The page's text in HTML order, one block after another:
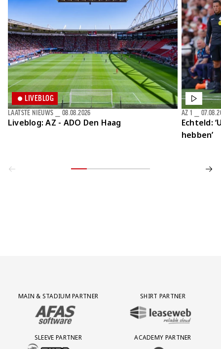
Liveblog: AZ - ADO Den Haag
LAATSTE NIEUWS 08.08.2026
LIVEBLOG
Echteld:
hebben’
AZ 1
Partner Logos Grid
MAIN & STADIUM PARTNER
BEZOEK ONZE MAIN & STADIUM PARTNER AFAS SOFTWARE
SHIRT PARTNER
BEZOEK ONZE SHIRT PARTNER
SLEEVE PARTNER
BEZOEK ONZE SLEEVE PARTNER EUROJACKPOT
ACADEMY PARTNER